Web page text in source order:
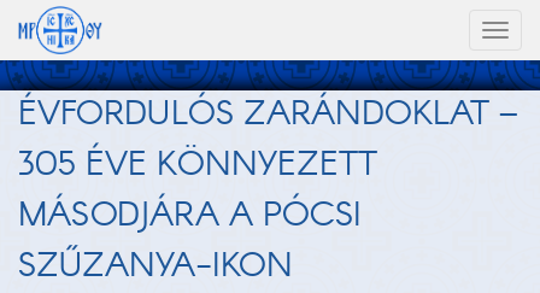
ÉVFORDULÓS ZARÁNDOKLAT –
305 ÉVE KÖNNYEZETT
MÁSODJÁRA A PÓCSI
SZŰZANYA-IKON